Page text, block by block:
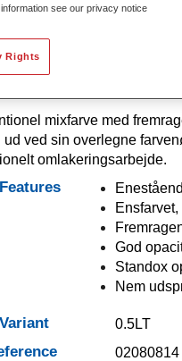
Standox
mixfarve med
ud ved sin overlegne
omlakeringsarbejde.
God
Standox
Nem
0.5LT
02080814
see our privacy notice
Rights